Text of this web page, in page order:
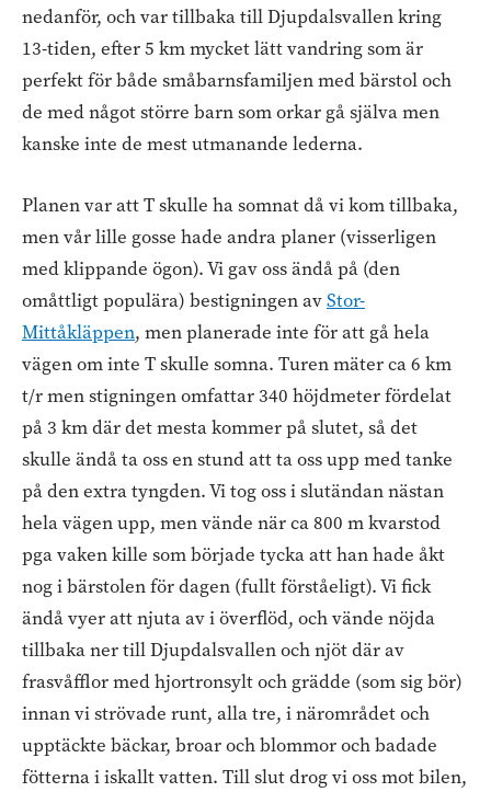
nedanför, och var tillbaka till Djupdalsvallen kring
13-tiden, efter 5 km mycket lätt vandring som är
perfekt för både småbarnsfamiljen med bärstol och
de med något större barn som orkar gå själva men
kanske inte de mest utmanande lederna.
Planen var att T skulle ha somnat då vi kom tillbaka,
men vår lille gosse hade andra planer (visserligen
med klippande ögon). Vi gav oss ändå på (den
omåttligt populära) bestigningen avStor-
Mittåkläppen, men planerade inte för att gå hela
vägen om inte T skulle somna. Turen mäter ca 6 km
t/r men stigningen omfattar 340 höjdmeter fördelat
på 3 km där det mesta kommer på slutet, så det
skulle ändå ta oss en stund att ta oss upp med tanke
på den extra tyngden. Vi tog oss i slutändan nästan
hela vägen upp, men vände när ca 800 m kvarstod
pga vaken kille som började tycka att han hade åkt
nog i bärstolen för dagen (fullt förståeligt). Vi fick
ändå vyer att njuta av i överflöd, och vände nöjda
tillbaka ner till Djupdalsvallen och njöt där av
frasvåfflor med hjortronsylt och grädde (som sig bör)
innan vi strövade runt, alla tre, i närområdet och
upptäckte bäckar, broar och blommor och badade
fötterna i iskallt vatten. Till slut drog vi oss mot bilen,